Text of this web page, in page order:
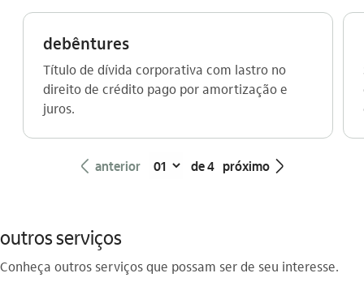
debêntures
Título de dívida corporativa com lastro no
direito de crédito pago por amortização e
juros.
seta_esquerda anterior de 4 próximo seta_direita
outros serviços
Conheça outros serviços que possam ser de seu interesse.